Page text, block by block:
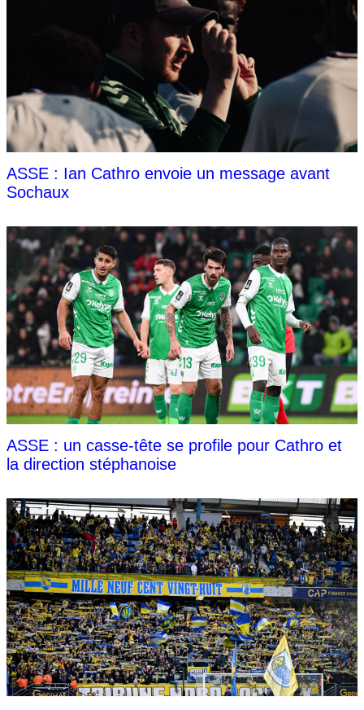
ASSE : Ian Cathro envoie un message avant
Sochaux
ASSE : un casse-tête se profile pour Cathro et
la direction stéphanoise